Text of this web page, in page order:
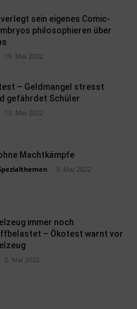
sein eigenes Comic-
philosophieren über
19. Mai 2022
– Geldmangel stresst
gefährdet Schüler
13. Mai 2022
Machtkämpfe
3. Mai 2022
immer noch
– Ökotest warnt vor
2. Mai 2022